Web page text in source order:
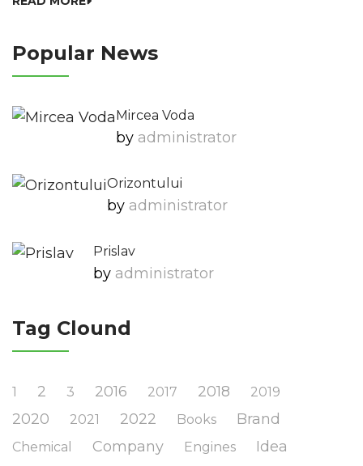
Popular News
Mircea Voda
by Administrator
Orizontului
by Administrator
Prislav
by Administrator
Tag Clound
1 2 3 2016 2017 2018 2019
2020 2021 2022 Books Brand
Chemical Company Engines Idea